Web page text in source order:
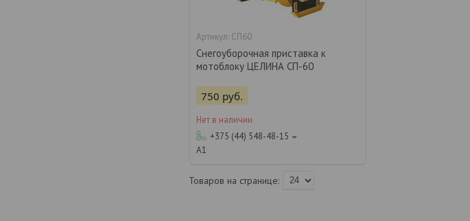
СП60
Снегоуборочная приставка к
мотоблоку ЦЕЛИНА СП-60
750 руб.
Нет в наличии
+375 (44) 548-48-15
А1